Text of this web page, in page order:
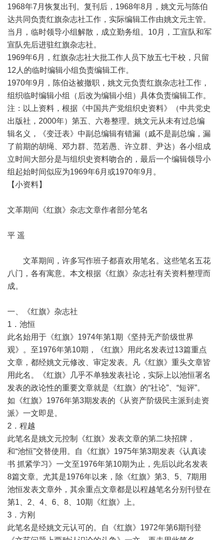
1968年7月恢复出刊。复刊后，1968年8月，姚文元与陈伯
达共同负责红旗杂志社工作，实际编辑工作由姚文元主管。
当月，临时领导小组解散，成立勤务组。10月，工宣队和军
宣队先后进驻红旗杂志社。
1969年6月，红旗杂志社大批工作人员下放五七干校，只留
12人的临时编辑小组负责编辑工作。
1970年9月，陈伯达被撤职，姚文元负责红旗杂志社工作，
组织临时编辑小组（后改为编辑小组）具体负责编辑工作。
注：以上资料，根据《中国共产党组织史资料》（中共党史
出版社，2000年）第五、六卷整理。姚文元从未有过总编
辑名义，《变迁表》中副总编辑有错漏（戚不是副总编，漏
了前期的胡绳、邓力群、范若愚、许立群、尹达）各小组成
立时间大部分是与组织史资料吻合的，最后一个编辑领导小
组起始时间似应为1969年6月或1970年9月。
【小资料】
文革期间《红旗》杂志文章作者部分笔名
平 遥
文革期间，许多写作班子都喜欢用笔名。这些笔名五花
八门，各有寓意。本文根据《红旗》杂志社有关资料整理而
成。
一、《红旗》杂志社
1．池恒
此名始用于《红旗》1974年第1期《坚持无产阶级世界
观》。至1976年第10期，《红旗》用此名发表过13篇重点
文章，都经姚文元修改、审定发表。凡《红旗》重头文章皆
用此名。《红旗》几乎不单独发表社论，实际上以池恒署名
发表的政论性的重要文章就是《红旗》的“社论”、“短评”。
如《红旗》1976年第3期发表的《从资产阶级民主派到走资
派》一文即是。
2．程越
此笔名是姚文元控制《红旗》发表文章的第二块招牌，
和“池恒”交替使用。自《红旗》1975年第3期发表《认真读
书 抓紧学习》一文至1976年第10期为止，先后以此名发表
8篇文章。尤其是1976年以来，除《红旗》第3、5、7期用
池恒发表文章外，其余重点文章都是以程越笔名分别刊登在
第1、2、4、6、8、10期《红旗》上。
3．方刚
此笔名是经姚文元认可的。自《红旗》1972年第6期刊登